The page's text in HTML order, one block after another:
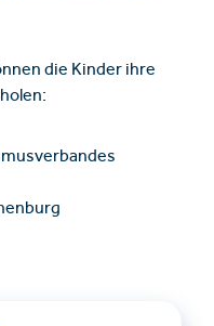
die Kinder ihre